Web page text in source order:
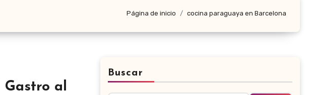
Página de inicio cocina paraguaya en Barcelona
Gastro al
Buscar